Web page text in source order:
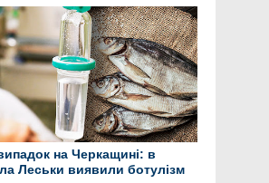
на Черкащині: в
Леськи виявили ботулізм